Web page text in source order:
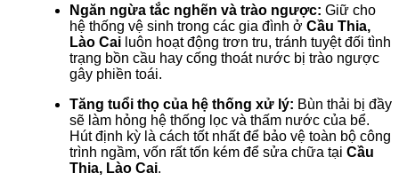
Ngăn ngừa tắc nghẽn và trào ngược: Giữ cho
hệ thống vệ sinh trong các gia đình ở Cầu Thia,
Lào Cai luôn hoạt động trơn tru, tránh tuyệt đối tình
trạng bồn cầu hay cống thoát nước bị trào ngược
gây phiền toái.
Tăng tuổi thọ của hệ thống xử lý: Bùn thải bị đầy
sẽ làm hỏng hệ thống lọc và thấm nước của bể.
Hút định kỳ là cách tốt nhất để bảo vệ toàn bộ công
trình ngầm, vốn rất tốn kém để sửa chữa tại Cầu
Thia, Lào Cai.